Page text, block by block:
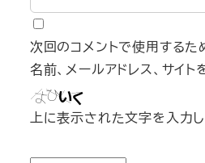
次回のコメントで使用する
名前、メールアドレス、サイト
上に表示された文字を入力し